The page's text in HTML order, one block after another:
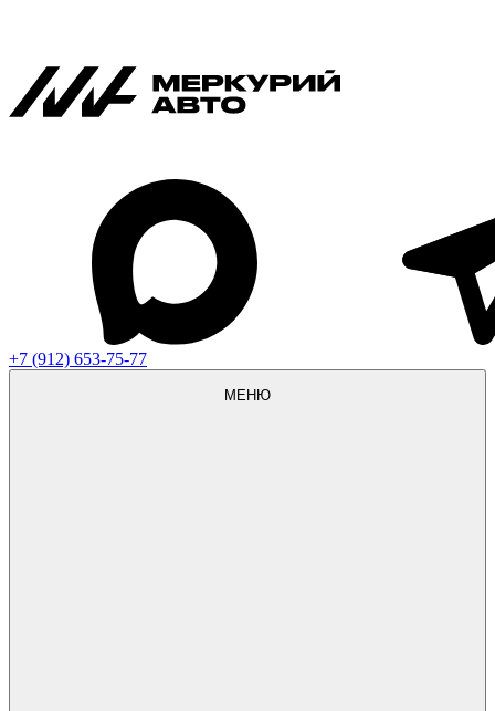
+7 (912) 653-75-77
МЕНЮ